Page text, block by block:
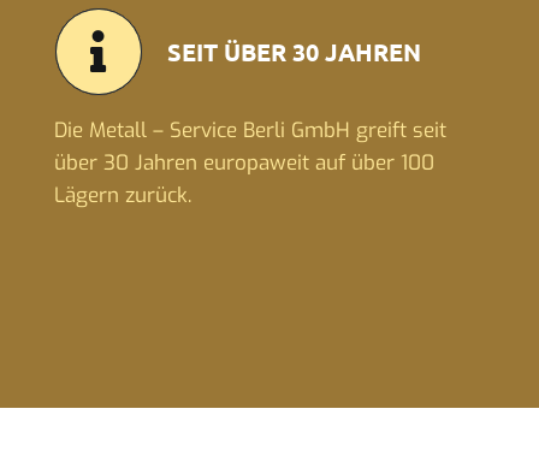
SEIT ÜBER 30 JAHREN
Die Metall – Service Berli GmbH greift seit
über 30 Jahren europaweit auf über 100
Lägern zurück.